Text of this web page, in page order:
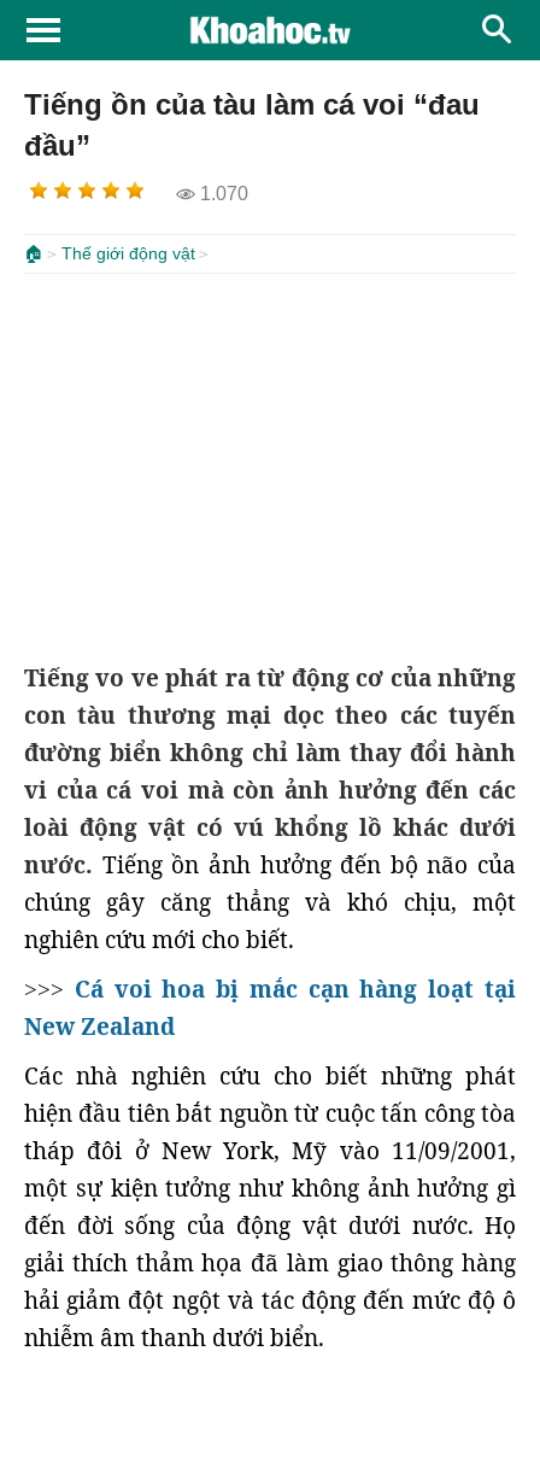
Tiếng ồn của tàu làm cá voi “đau
đầu”
1.070
🏠 Thế giới động vật
Tiếng vo ve phát ra từ động cơ của những
con tàu thương mại dọc theo các tuyến
đường biển không chỉ làm thay đổi hành
vi của cá voi mà còn ảnh hưởng đến các
loài động vật có vú khổng lồ khác dưới
nước. Tiếng ồn ảnh hưởng đến bộ não của
chúng gây căng thẳng và khó chịu, một
nghiên cứu mới cho biết.
>>> Cá voi hoa bị mắc cạn hàng loạt tại
New Zealand
Các nhà nghiên cứu cho biết những phát
hiện đầu tiên bắt nguồn từ cuộc tấn công tòa
tháp đôi ở New York, Mỹ vào 11/09/2001,
một sự kiện tưởng như không ảnh hưởng gì
đến đời sống của động vật dưới nước. Họ
giải thích thảm họa đã làm giao thông hàng
hải giảm đột ngột và tác động đến mức độ ô
nhiễm âm thanh dưới biển.